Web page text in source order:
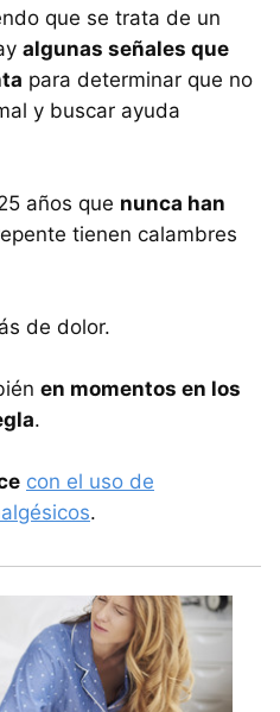
que se trata de un
algunas señales que
para determinar que no
y buscar ayuda
años que nunca han
tienen calambres
de dolor.
en momentos en los
.
con el uso de
.